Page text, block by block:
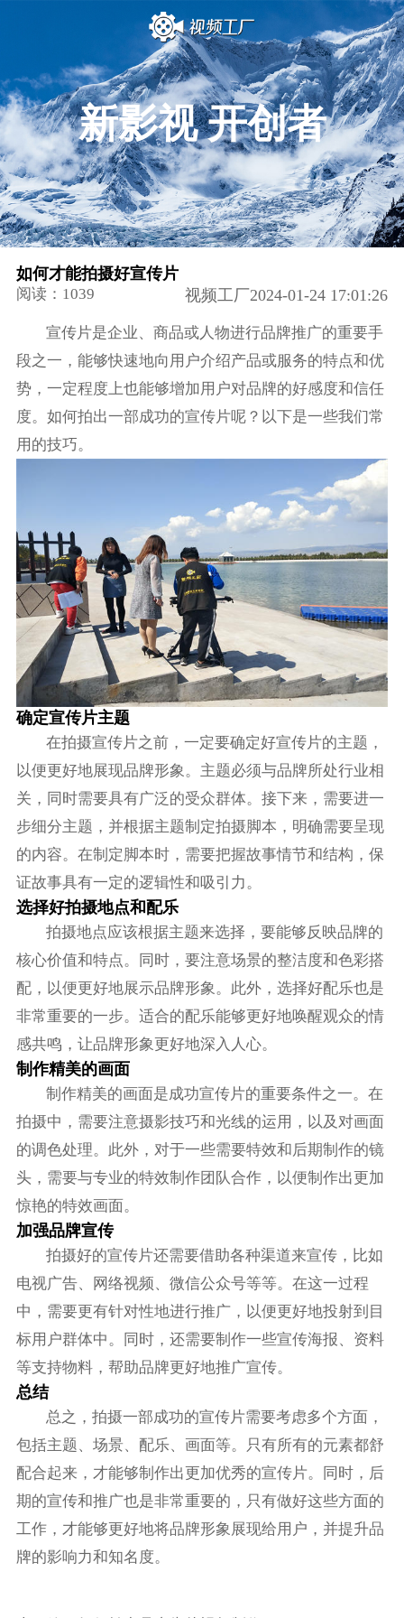
新影视 开创者
如何才能拍摄好宣传片
阅读：1039 视频工厂2024-01-24 17:01:26
宣传片是企业、商品或人物进行品牌推广的重要手
段之一，能够快速地向用户介绍产品或服务的特点和优
势，一定程度上也能够增加用户对品牌的好感度和信任
度。如何拍出一部成功的宣传片呢？以下是一些我们常
用的技巧。
确定宣传片主题
在拍摄宣传片之前，一定要确定好宣传片的主题，
以便更好地展现品牌形象。主题必须与品牌所处行业相
关，同时需要具有广泛的受众群体。接下来，需要进一
步细分主题，并根据主题制定拍摄脚本，明确需要呈现
的内容。在制定脚本时，需要把握故事情节和结构，保
证故事具有一定的逻辑性和吸引力。
选择好拍摄地点和配乐
拍摄地点应该根据主题来选择，要能够反映品牌的
核心价值和特点。同时，要注意场景的整洁度和色彩搭
配，以便更好地展示品牌形象。此外，选择好配乐也是
非常重要的一步。适合的配乐能够更好地唤醒观众的情
感共鸣，让品牌形象更好地深入人心。
制作精美的画面
制作精美的画面是成功宣传片的重要条件之一。在
拍摄中，需要注意摄影技巧和光线的运用，以及对画面
的调色处理。此外，对于一些需要特效和后期制作的镜
头，需要与专业的特效制作团队合作，以便制作出更加
惊艳的特效画面。
加强品牌宣传
拍摄好的宣传片还需要借助各种渠道来宣传，比如
电视广告、网络视频、微信公众号等等。在这一过程
中，需要更有针对性地进行推广，以便更好地投射到目
标用户群体中。同时，还需要制作一些宣传海报、资料
等支持物料，帮助品牌更好地推广宣传。
总结
总之，拍摄一部成功的宣传片需要考虑多个方面，
包括主题、场景、配乐、画面等。只有所有的元素都舒
配合起来，才能够制作出更加优秀的宣传片。同时，后
期的宣传和推广也是非常重要的，只有做好这些方面的
工作，才能够更好地将品牌形象展现给用户，并提升品
牌的影响力和知名度。